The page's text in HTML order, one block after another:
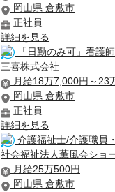
岡山県 倉敷市
正社員
詳細を見る
「日勤のみ可」看護
三喜株式会社
月給18万7,000円～23
岡山県 倉敷市
正社員
詳細を見る
介護福祉士/介護職員
社会福祉法人薫風会ショ
月給25万500円
岡山県 倉敷市